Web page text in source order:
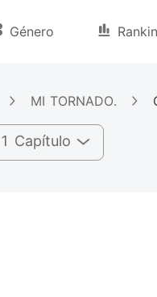
Género
MI TORNADO.
1 Capítulo